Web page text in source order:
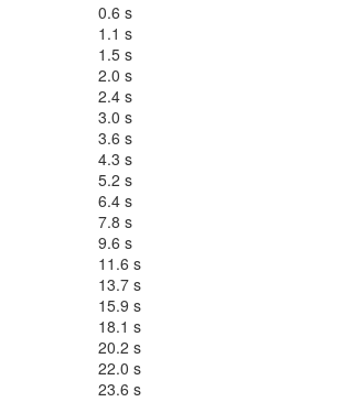
0.6 s
1.1 s
1.5 s
2.0 s
2.4 s
3.0 s
3.6 s
4.3 s
5.2 s
6.4 s
7.8 s
9.6 s
11.6 s
13.7 s
15.9 s
18.1 s
20.2 s
22.0 s
23.6 s